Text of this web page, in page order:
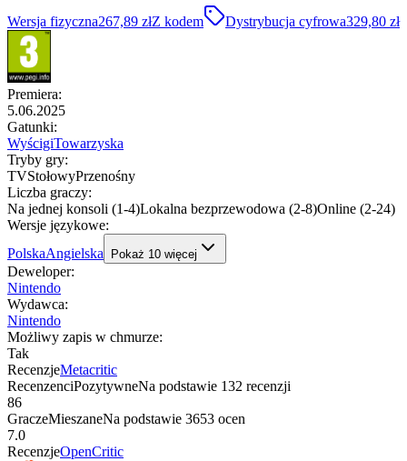
Wersja fizyczna267,89 złZ kodem Dystrybucja cyfrowa329,80 zł
Premiera:
5.06.2025
Gatunki:
WyścigiTowarzyska
Tryby gry:
TVStołowyPrzenośny
Liczba graczy:
Na jednej konsoli (1-4)Lokalna bezprzewodowa (2-8)Online (2-24)
Wersje językowe:
PolskaAngielska Pokaż 10 więcej
Deweloper:
Nintendo
Wydawca:
Nintendo
Możliwy zapis w chmurze:
Tak
RecenzjeMetacritic
RecenzenciPozytywneNa podstawie 132 recenzji
86
GraczeMieszaneNa podstawie 3653 ocen
7.0
RecenzjeOpenCritic